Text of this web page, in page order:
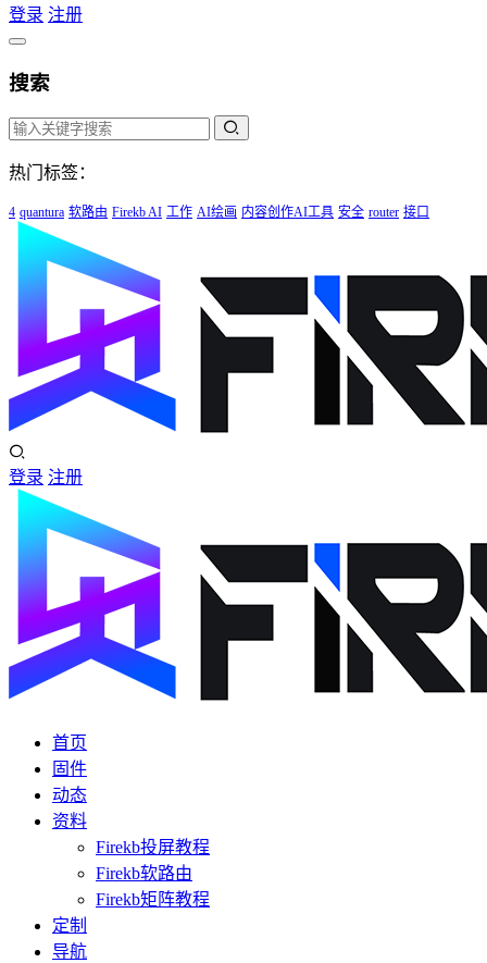
登录 注册
搜索
热门标签：
4 quantura 软路由 Firekb AI 工作 AI绘画 内容创作AI工具 安全 router 接口
登录 注册
首页
固件
动态
资料
Firekb投屏教程
Firekb软路由
Firekb矩阵教程
定制
导航